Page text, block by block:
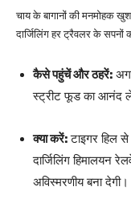
चाय के बागानों की मनमोहक
दार्जिलिंग हर ट्रैवलर के सपनों
कैसे पहुंचें और ठहरें:
स्ट्रीट फूड का आनंद
क्या करें:टाइगर हिल
दार्जिलिंग हिमालयन
अविस्मरणीय बना देगी।